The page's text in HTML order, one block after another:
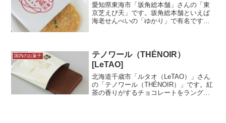
愛知県東海市「坂角総本舗」さんの「東
京芝えび天」です。坂角総本舗といえば
海老せんべいの「ゆかり」で有名です
せんべいでした。試食メモ大...＜続きを
読む＞
国内のお菓子
テノワール（THÉNOIR）
[LeTAO]
北海道千歳市「ルタオ（LeTAO）」さん
の「テノワール（THÉNOIR）」です。紅
茶の香りがするチョコレートをラングド